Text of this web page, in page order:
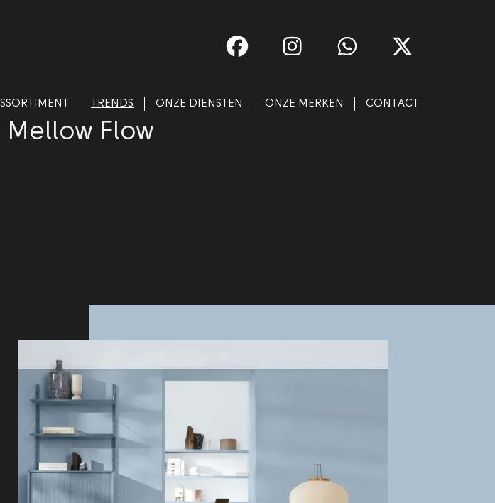
TRENDS ONZE DIENSTEN ONZE MERKEN CONTACT
Flow